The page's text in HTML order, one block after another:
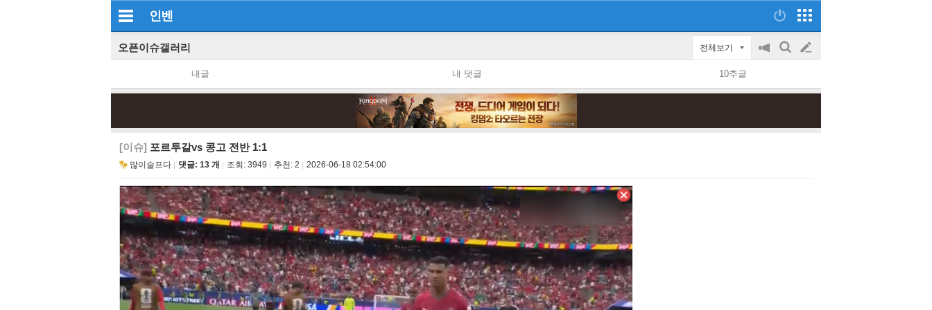
인벤
오픈이슈갤러리 전체보기
공
on/off
검
글
쓰
내글 내 댓글 10추글
[이슈] 포르투갈vs 콩고 전반 1:1
많이슬프다 댓글: 13 개 조회: 3949 추천: 2 2026-06-18 02:54:00